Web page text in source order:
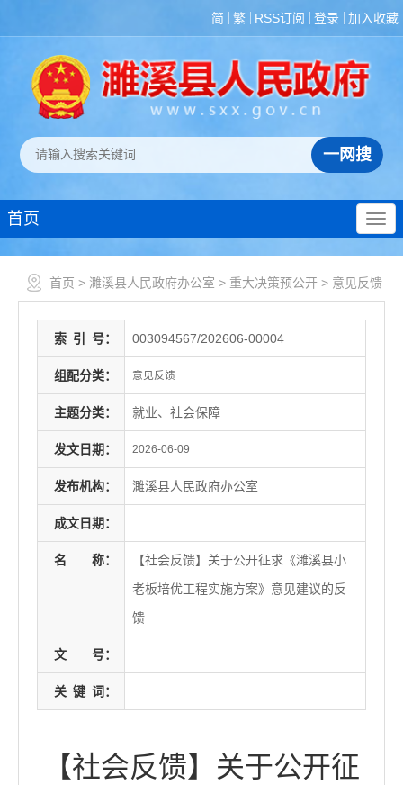
简 繁 RSS订阅 登录 加入收藏
首页
首页 > 濉溪县人民政府办公室 > 重大决策预公开 > 意见反馈
索 引 号： 003094567/202606-00004
组配分类： 意见反馈
主题分类： 就业、社会保障
发文日期： 2026-06-09
发布机构： 濉溪县人民政府办公室
成文日期：
名 称：
【社会反馈】关于公开征求《濉溪县小
老板培优工程实施方案》意见建议的反
馈
文 号：
关 键 词：
【社会反馈】关于公开征